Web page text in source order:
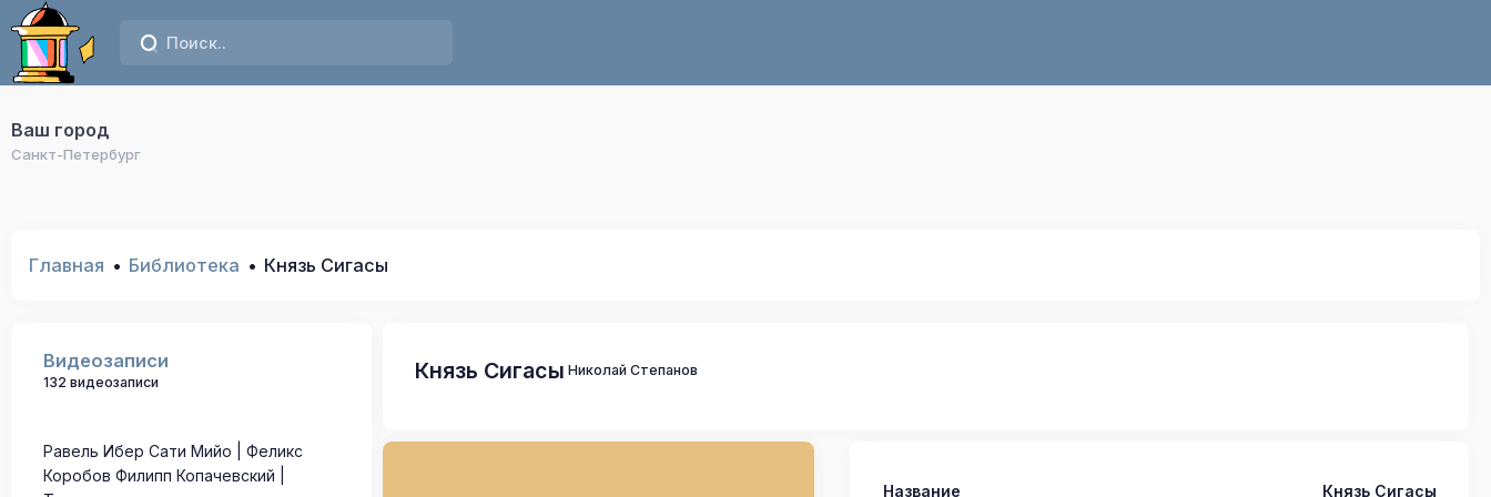
Ваш город
Санкт-Петербург
Главная Библиотека Князь Сигасы
Видеозаписи
132 видеозаписи
Равель Ибер Сати Мийо | Феликс
Коробов Филипп Копачевский |
Князь Сигасы Николай Степанов
Название Князь Сигасы